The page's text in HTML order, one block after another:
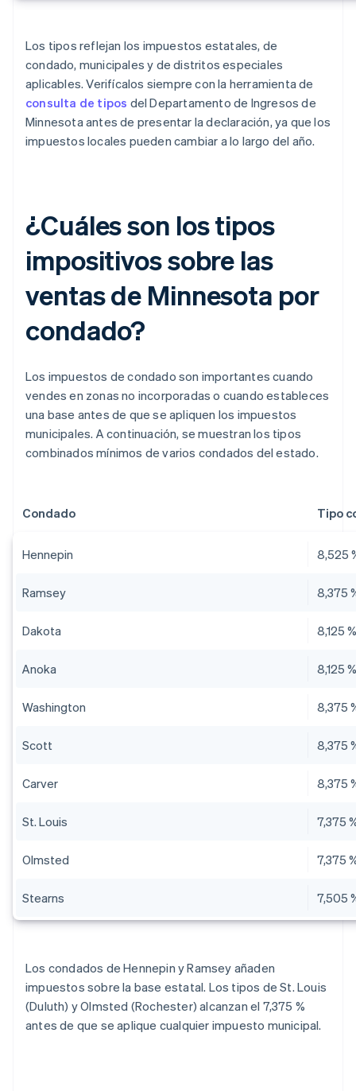
Los tipos reflejan los impuestos estatales, de
condado, municipales y de distritos especiales
aplicables. Verifícalos siempre con la herramienta de
consulta de tipos del Departamento de Ingresos de
Minnesota antes de presentar la declaración, ya que los
impuestos locales pueden cambiar a lo largo del año.
¿Cuáles son los tipos
impositivos sobre las
ventas de Minnesota por
condado?
Los impuestos de condado son importantes cuando
vendes en zonas no incorporadas o cuando estableces
una base antes de que se apliquen los impuestos
municipales. A continuación, se muestran los tipos
combinados mínimos de varios condados del estado.
Condado Tipo
Hennepin 8,525
Ramsey 8,375
Dakota 8,125
Anoka 8,125
Washington 8,375
Scott 8,375
Carver 8,375
St. Louis 7,375
Olmsted 7,375
Stearns 7,505
Los condados de Hennepin y Ramsey añaden
impuestos sobre la base estatal. Los tipos de St. Louis
(Duluth) y Olmsted (Rochester) alcanzan el 7,375 %
antes de que se aplique cualquier impuesto municipal.